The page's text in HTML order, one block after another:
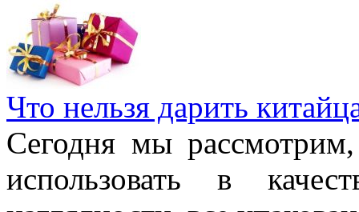
Что нельзя дарить
Сегодня мы
использовать в